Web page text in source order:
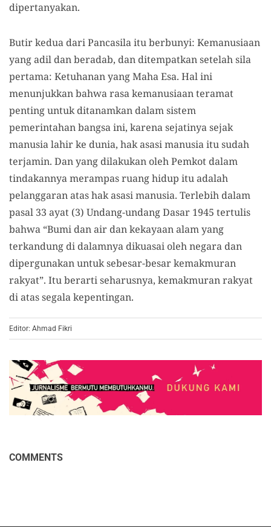
dipertanyakan.
Butir kedua dari Pancasila itu berbunyi: Kemanusiaan
yang adil dan beradab, dan ditempatkan setelah sila
pertama: Ketuhanan yang Maha Esa. Hal ini
menunjukkan bahwa rasa kemanusiaan teramat
penting untuk ditanamkan dalam sistem
pemerintahan bangsa ini, karena sejatinya sejak
manusia lahir ke dunia, hak asasi manusia itu sudah
terjamin. Dan yang dilakukan oleh Pemkot dalam
tindakannya merampas ruang hidup itu adalah
pelanggaran atas hak asasi manusia. Terlebih dalam
pasal 33 ayat (3) Undang-undang Dasar 1945 tertulis
bahwa “Bumi dan air dan kekayaan alam yang
terkandung di dalamnya dikuasai oleh negara dan
dipergunakan untuk sebesar-besar kemakmuran
rakyat”. Itu berarti seharusnya, kemakmuran rakyat
di atas segala kepentingan.
Editor: Ahmad Fikri
COMMENTS